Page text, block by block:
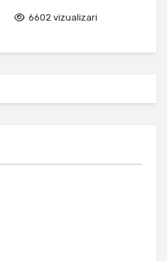
6602 vizualizari